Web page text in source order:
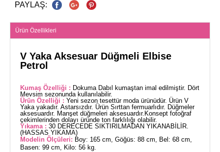
PAYLAŞ:
Ürün Özellikleri
V Yaka Aksesuar Düğmeli Elbise
Petrol
Kumaş Özelliği : Dokuma Dabıl kumaştan imal edilmiştir. Dört
Mevsim sezonunda kullanılabilir.
Ürün Özelliği : Yeni sezon tesettür moda ürünüdür. Ürün V
Yaka yakadır. Astarsızdır. Ürün Sırttan fermuarlıdır. Düğmeler
aksesuardır. Manşet düğmeleri aksesuardır.Konsept fotoğraf
çekimlerinden dolayı üründe ton farklılığı olabilir.
Yıkama : 30 DERECEDE SIKTIRILMADAN YIKANABİLİR.
(HASSAS YIKAMA)
Modelin Ölçüleri: Boy: 165 cm, Göğüs: 88 cm, Bel: 68 cm,
Basen: 99 cm, Kilo: 56 kg.